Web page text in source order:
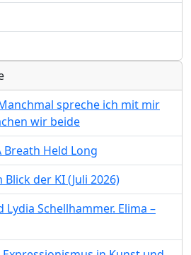
spreche ich mit mir
wir beide
Breath Held Long
der KI (Juli 2026)
Schellhammer. Elima –